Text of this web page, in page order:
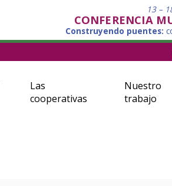
13 –
CONFERENCIA
Construyendo puentes:
Las
cooperativas
Nuestro
trabajo